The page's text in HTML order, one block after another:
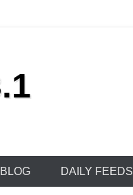
BLOG DAILY FEEDS